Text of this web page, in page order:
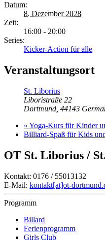
Datum:
8. Dezember 2028
Zeit:
16:00 - 20:00
Series:
Kicker-Action für alle
Veranstaltungsort
St. Liborius
Liboristraße 22
Dortmund 44143
« Yoga-Kurs für Kinder
Billiard-Spaß für Kids
OT St. Liborius /
Kontakt: 0176 / 55013132
E-Mail: kontakt[at]ot-
Programm
Billard
Ferienprogramm
Girls Club